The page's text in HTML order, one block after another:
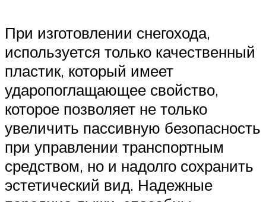
При изготовлении снегохода,
используется только качественный
пластик, который имеет
ударопоглащающее свойство,
которое позволяет не только
увеличить пассивную безопасность
при управлении транспортным
средством, но и надолго сохранить
эстетический вид. Надежные